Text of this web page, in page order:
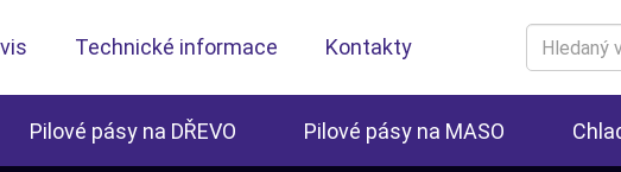
Technické informace Kontakty
Search
for
Pilové pásy na DŘEVO Pilové pásy na MASO